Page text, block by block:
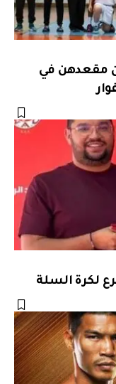
يحجزن مقعدهن في
لكرة السلة